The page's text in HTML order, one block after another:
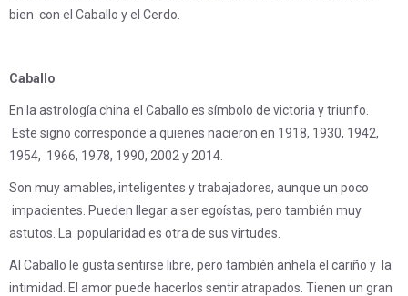
bien con el Caballo y el Cerdo.
Caballo
En la astrología china el Caballo es símbolo de victoria y triunfo.
Este signo corresponde a quienes nacieron en 1918, 1930, 1942,
1954, 1966, 1978, 1990, 2002 y 2014.
Son muy amables, inteligentes y trabajadores, aunque un poco
impacientes. Pueden llegar a ser egoístas, pero también muy
astutos. La popularidad es otra de sus virtudes.
Al Caballo le gusta sentirse libre, pero también anhela el cariño y la
intimidad. El amor puede hacerlos sentir atrapados. Tienen un gran